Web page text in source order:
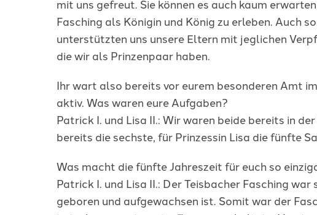
mit uns gefreut. Sie können es auch kaum
Fasching als Königin und König zu erleben. Auch
unterstützten uns unsere Eltern mit jeglichen
die wir als Prinzenpaar haben.
Ihr wart also bereits vor eurem besonderen Amt
aktiv. Was waren eure Aufgaben?
Patrick I. und Lisa II.: Wir waren beide bereits in
bereits die sechste, für Prinzessin Lisa die fünfte
Was macht die fünfte Jahreszeit für euch so
Patrick I. und Lisa II.: Der Teisbacher Fasching
geboren und aufgewachsen ist. Somit war der